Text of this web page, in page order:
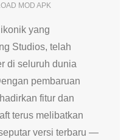
MOD APK
yang
Studios, telah
di seluruh dunia
pembaruan
fitur dan
terus melibatkan
versi terbaru —